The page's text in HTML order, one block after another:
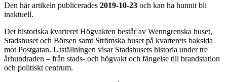
Den här artikeln publicerades 2019-10-23 och kan ha hunnit bli
inaktuell.
Det historiska kvarteret Högvakten består av Wenngrenska huset,
Stadshuset och Börsen samt Strömska huset på kvarterets baksida
mot Postgatan. Utställningen visar Stadshusets historia under tre
århundraden – från stads- och högvakt och fängelse till brandstation
och politiskt centrum.